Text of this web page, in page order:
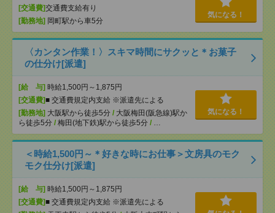
[交通費]交通費支給有り
[勤務地] 岡町駅から車5分
気になる！
〈カンタン作業！〉スキマ時間にサクッと＊お菓子
の仕分け[派遣]
[給 与] 時給1,500円～1,875円
[交通費]■ 交通費規定内支給 ※派遣先による
[勤務地] 大阪駅から徒歩5分 / 大阪梅田(阪急線)駅か
ら徒歩5分 / 梅田(地下鉄)駅から徒歩5分 / …
気になる！
＜時給1,500円～＊好きな時にお仕事＞文房具のモク
モク仕分け[派遣]
[給 与] 時給1,500円～1,875円
[交通費]■ 交通費規定内支給 ※派遣先による